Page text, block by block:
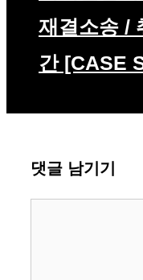
재결소송 /
간 [CASE
댓글 남기기